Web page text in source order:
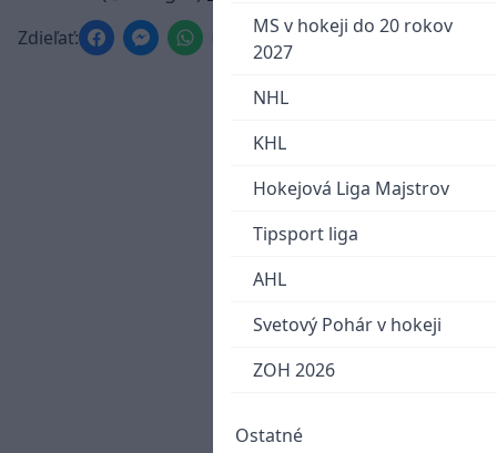
MS v hokeji do 20 rokov
2027
NHL
KHL
Hokejová Liga Majstrov
Tipsport liga
AHL
Svetový Pohár v hokeji
ZOH 2026
Ostatné
Zdieľať: